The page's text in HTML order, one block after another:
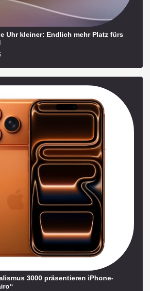
Uhr kleiner: Endlich mehr Platz fürs
3000 präsentieren iPhone-